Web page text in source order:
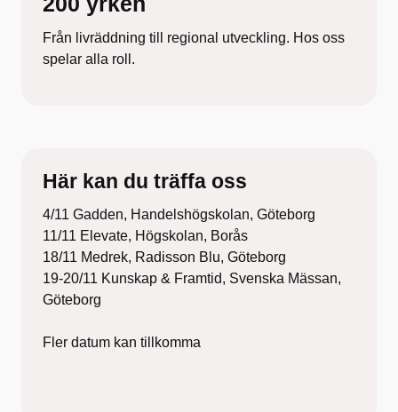
Från livräddning till regional utveckling. Hos oss
spelar alla roll.
Här kan du träffa oss
4/11 Gadden, Handelshögskolan, Göteborg
11/11 Elevate, Högskolan, Borås
18/11 Medrek, Radisson Blu, Göteborg
19-20/11 Kunskap & Framtid, Svenska Mässan,
Göteborg
Fler datum kan tillkomma